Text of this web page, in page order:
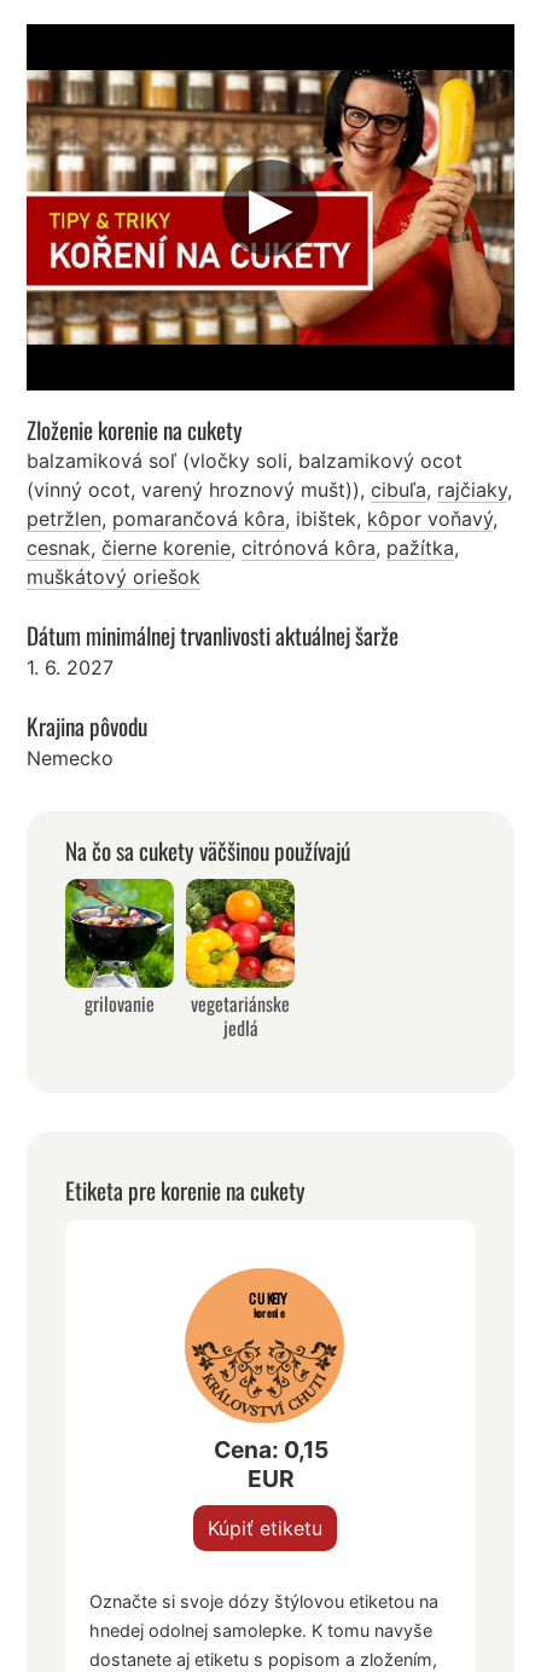
▶︎
Zloženie korenie na cukety
balzamiková soľ (vločky soli, balzamikový ocot
(vinný ocot, varený hroznový mušt)),cibuľa, rajčiaky,
petržlen, pomarančová kôra, ibištek, kôpor voňavý,
cesnak,čierne korenie,citrónová kôra, pažítka,
muškátový oriešok
Dátum minimálnej trvanlivosti aktuálnej šarže
1. 6. 2027
Krajina pôvodu
Nemecko
Na čo sa cukety väčšinou používajú
grilovanie
vegetariánske
jedlá
Etiketa pre korenie na cukety
CUKETY
korenie
Cena: 0,15
EUR
Kúpiť etiketu
Označte si svoje dózy štýlovou etiketou na
hnedej odolnej samolepke. K tomu navyše
dostanete aj etiketu s popisom a zložením,